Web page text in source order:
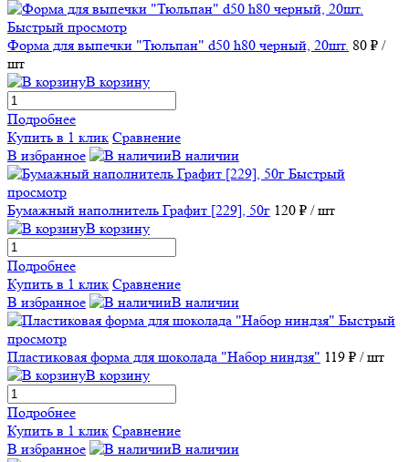
Быстрый просмотр
Форма для выпечки "Тюльпан" d50 h80 черный, 20шт. 80 ₽ /
шт
В корзину
Подробнее
Купить в 1 клик Сравнение
В избранное
В наличии
Быстрый
просмотр
Бумажный наполнитель Графит [229], 50г 120 ₽ / шт
В корзину
Подробнее
Купить в 1 клик Сравнение
В избранное
В наличии
Быстрый
просмотр
Пластиковая форма для шоколада "Набор ниндзя" 119 ₽ / шт
В корзину
Подробнее
Купить в 1 клик Сравнение
В избранное
В наличии